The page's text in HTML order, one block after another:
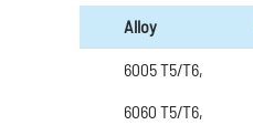
Alloy
6005 T5/T6,
6060 T5/T6,